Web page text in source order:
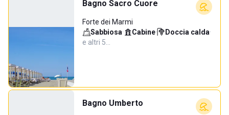
Bagno Sacro Cuore
Forte dei Marmi
Sabbiosa· Cabine· Doccia calda·
e altri 5…
Bagno Umberto